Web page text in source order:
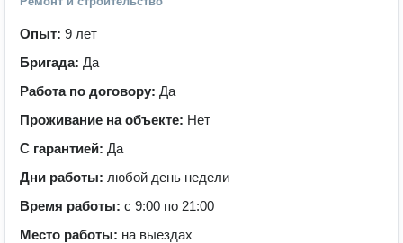
Опыт: 9 лет
Бригада: Да
Работа по договору: Да
Проживание на объекте: Нет
С гарантией: Да
Дни работы: любой день недели
Время работы: с 9:00 по 21:00
Место работы: на выездах